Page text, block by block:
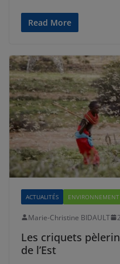
Read More
ACTUALITÉS ENVIRONNEMENT
Marie-Christine BIDAULT
Les criquets
de l’Est